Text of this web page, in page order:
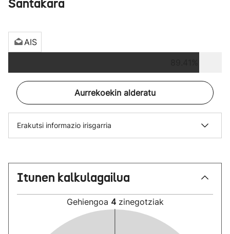
Santakara
AIS
Aurrekoekin alderatu
Erakutsi informazio irisgarria
Itunen kalkulagailua
Gehiengoa 4 zinegotziak